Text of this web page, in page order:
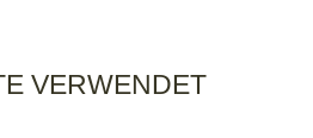
VERWENDET